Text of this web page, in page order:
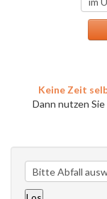
Keine Zeit
Dann nutzen